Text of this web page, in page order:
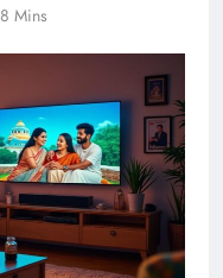
8 Mins